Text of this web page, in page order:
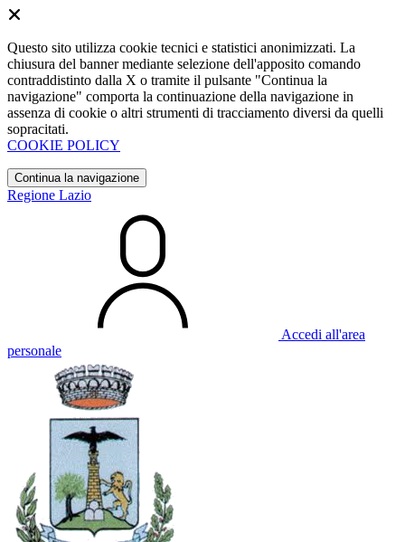
Questo sito utilizza cookie tecnici e statistici anonimizzati. La
chiusura del banner mediante selezione dell'apposito comando
contraddistinto dalla X o tramite il pulsante "Continua la
navigazione" comporta la continuazione della navigazione in
assenza di cookie o altri strumenti di tracciamento diversi da quelli
sopracitati.
COOKIE POLICY
Continua la navigazione
Regione Lazio
Accedi all'area
personale